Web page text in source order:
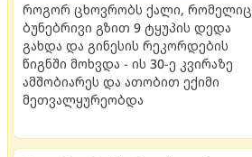
როგორ ცხოვრობს ქალი, რომელიც
ბუნებრივი გზით 9 ტყუპის დედა
გახდა და გინესის რეკორდების
წიგნში მოხვდა - ის 30-ე კვირაზე
ამშობიარეს და ათობით ექიმი
მეთვალყურეობდა